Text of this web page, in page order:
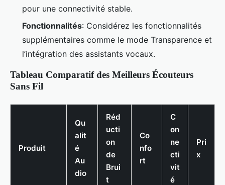
pour une connectivité stable.
Fonctionnalités: Considérez les fonctionnalités
supplémentaires comme le mode Transparence et
l’intégration des assistants vocaux.
Tableau Comparatif des Meilleurs Écouteurs
Sans Fil
Produit
Qu
alit
é
Au
dio
Réd
ucti
on
de
Brui
t
Co
nfo
rt
C
on
ne
cti
vit
é
Pri
x